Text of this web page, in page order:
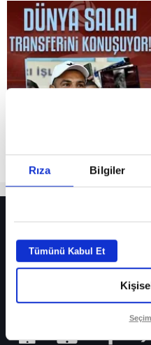
Rıza Bilgiler
Tümünü Kabul Et
Reddet
Fenerbahçe’de sürpriz ayrılık
Fenerbahçe’nin yeni transferi
Galatasaray’da rota yeniden Thiago